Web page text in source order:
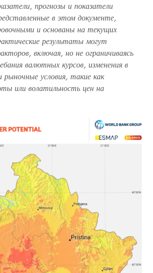
прогнозы и показатели
в этом документе,
и основаны на текущих
результаты могут
включая, но не ограничиваясь
валютных курсов, изменения в
рыночные условия, такие как
или волатильность цен на